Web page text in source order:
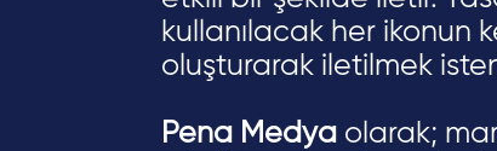
kullanılacak her ikonun
oluşturarak iletilmek
Pena Medyaolarak;